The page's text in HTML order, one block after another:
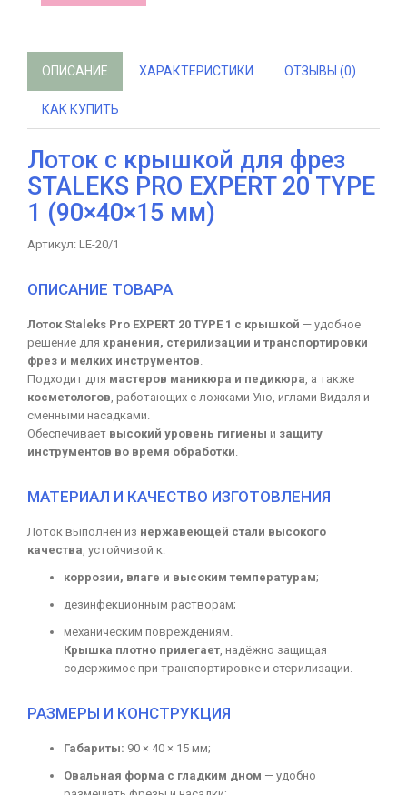
ОПИСАНИЕ ХАРАКТЕРИСТИКИ ОТЗЫВЫ (0)
КАК КУПИТЬ
Лоток с крышкой для фрез
STALEKS PRO EXPERT 20 TYPE
1 (90×40×15 мм)
Артикул: LE-20/1
ОПИСАНИЕ ТОВАРА
Лоток Staleks Pro EXPERT 20 TYPE 1 с крышкой — удобное
решение для хранения, стерилизации и транспортировки
фрез и мелких инструментов.
Подходит для мастеров маникюра и педикюра, а также
косметологов, работающих с ложками Уно, иглами Видаля и
сменными насадками.
Обеспечивает высокий уровень гигиены и защиту
инструментов во время обработки.
МАТЕРИАЛ И КАЧЕСТВО ИЗГОТОВЛЕНИЯ
Лоток выполнен из нержавеющей стали высокого
качества, устойчивой к:
коррозии, влаге и высоким температурам;
дезинфекционным растворам;
механическим повреждениям.
Крышка плотно прилегает, надёжно защищая
содержимое при транспортировке и стерилизации.
РАЗМЕРЫ И КОНСТРУКЦИЯ
Габариты: 90 × 40 × 15 мм;
Овальная форма с гладким дном — удобно